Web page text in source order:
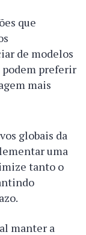
que
de modelos
podem preferir
mais
globais da
uma
tanto o
manter a